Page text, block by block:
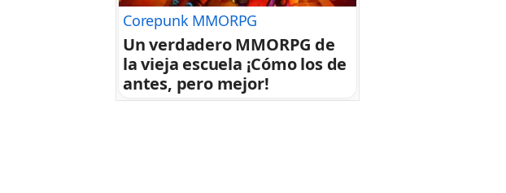
Corepunk MMORPG
Un verdadero MMORPG de
la vieja escuela ¡Cómo los de
antes, pero mejor!